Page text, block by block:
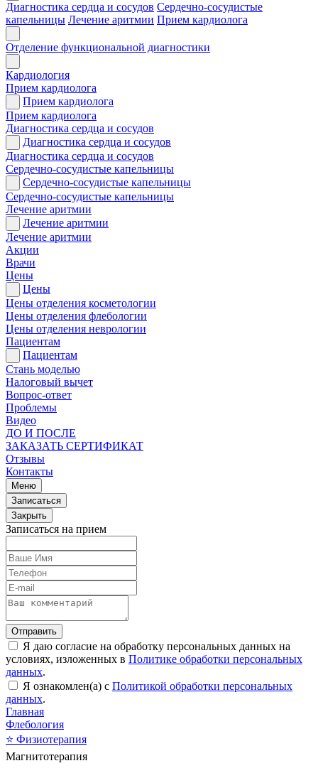
Диагностика сердца и сосудов Сердечно-сосудистые
капельницы Лечение аритмии Прием кардиолога
Отделение функциональной диагностики
Кардиология
Прием кардиолога
Прием кардиолога
Прием кардиолога
Диагностика сердца и сосудов
Диагностика сердца и сосудов
Диагностика сердца и сосудов
Сердечно-сосудистые капельницы
Сердечно-сосудистые капельницы
Сердечно-сосудистые капельницы
Лечение аритмии
Лечение аритмии
Лечение аритмии
Акции
Врачи
Цены
Цены
Цены отделения косметологии
Цены отделения флебологии
Цены отделения неврологии
Пациентам
Пациентам
Стань моделью
Налоговый вычет
Вопрос-ответ
Проблемы
Видео
ДО И ПОСЛЕ
ЗАКАЗАТЬ СЕРТИФИКАТ
Отзывы
Контакты
Меню
Записаться
Закрыть
Записаться на прием
Отправить
Я даю согласие на обработку персональных данных на
условиях, изложенных в Политике обработки персональных
данных.
Я ознакомлен(а) с Политикой обработки персональных
данных.
Главная
Флебология
⭐ Физиотерапия
Магнитотерапия